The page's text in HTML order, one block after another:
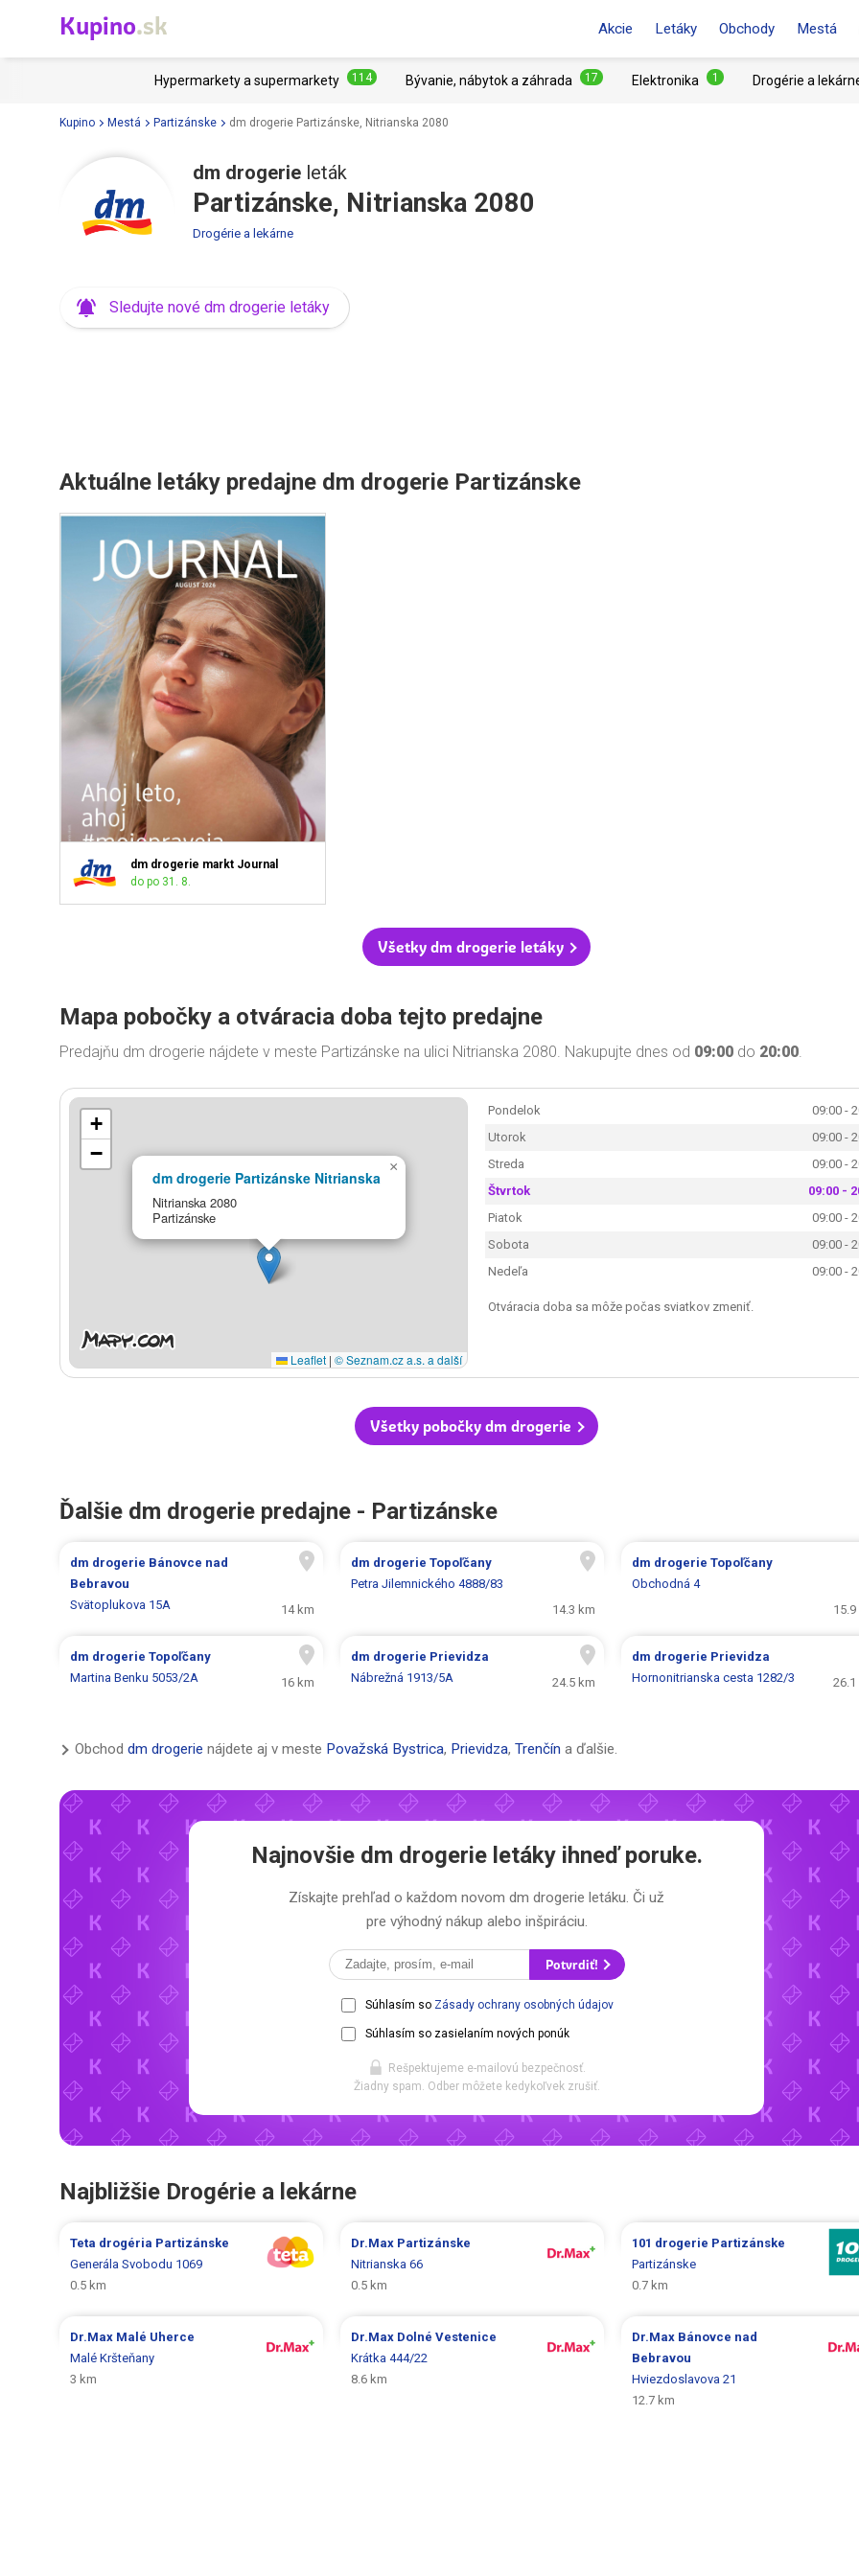
Kupino.sk Akcie Letáky Obchody Mestá
Hypermarkety a supermarkety 114 Bývanie, nábytok a záhrada 17 Elektronika 1 Drogérie a
Kupino Mestá Partizánske dm drogerie Partizánske, Nitrianska 2080
dm drogerie leták
Partizánske, Nitrianska 2080
Drogérie a lekárne
Sledujte nové dm drogerie letáky
Aktuálne letáky predajne dm drogerie Partizánske
dm drogerie markt Journal
do po 31. 8.
Všetky dm drogerie letáky
Mapa pobočky a otváracia doba tejto predajne
Predajňu dm drogerie nájdete v meste Partizánske na ulici Nitrianska 2080. Nakupujte dnes od 09:00 do 20:00.
dm drogerie Partizánske Nitrianska
Nitrianska 2080
Partizánske
×
+
−
Leaflet | © Seznam.cz a.s. a další
Pondelok
09:00 -
Utorok
09:00 -
Streda
09:00 -
Štvrtok
09:00 -
Piatok
09:00 -
Sobota
09:00 -
Nedeľa
09:00 -
Otváracia doba sa môže počas sviatkov zmeniť.
Všetky pobočky dm drogerie
Ďalšie dm drogerie predajne - Partizánske
dm drogerie Bánovce nad
Bebravou
Svätoplukova 15A
14 km
dm drogerie Topoľčany
Petra Jilemnického 4888/83
14.3 km
dm drogerie Topoľčany
Obchodná 4
dm drogerieTopoľčany
Martina Benku 5053/2A
16 km
dm drogerie Prievidza
Nábrežná 1913/5A
24.5 km
dm drogerie Prievidza
Hornonitrianska cesta 1282/3
26.1
Obchod dm drogerie nájdete aj v meste Považská Bystrica, Prievidza, Trenčín a ďalšie.
Najnovšie dm drogerie letákyihneď poruke.
Získajte prehľad o každom novom dm drogerie letáku. Či už
pre výhodný nákup alebo inšpiráciu.
Potvrdiť!
Súhlasím so Zásady ochrany osobných údajov
Súhlasím so zasielaním nových ponúk
Rešpektujeme e-mailovú bezpečnosť.
Žiadny spam. Odber môžete kedykoľvek zrušiť.
Najbližšie Drogérie a lekárne
Teta drogéria Partizánske
Generála Svobodu 1069
0.5 km
Dr.Max Partizánske
Nitrianska 66
0.5 km
101 drogerie Partizánske
Partizánske
0.7 km
Dr.Max Malé Uherce
Malé Kršteňany
3 km
Dr.Max Dolné Vestenice
Krátka 444/22
8.6 km
Dr.Max Bánovce nad
Bebravou
Hviezdoslavova 21
12.7 km